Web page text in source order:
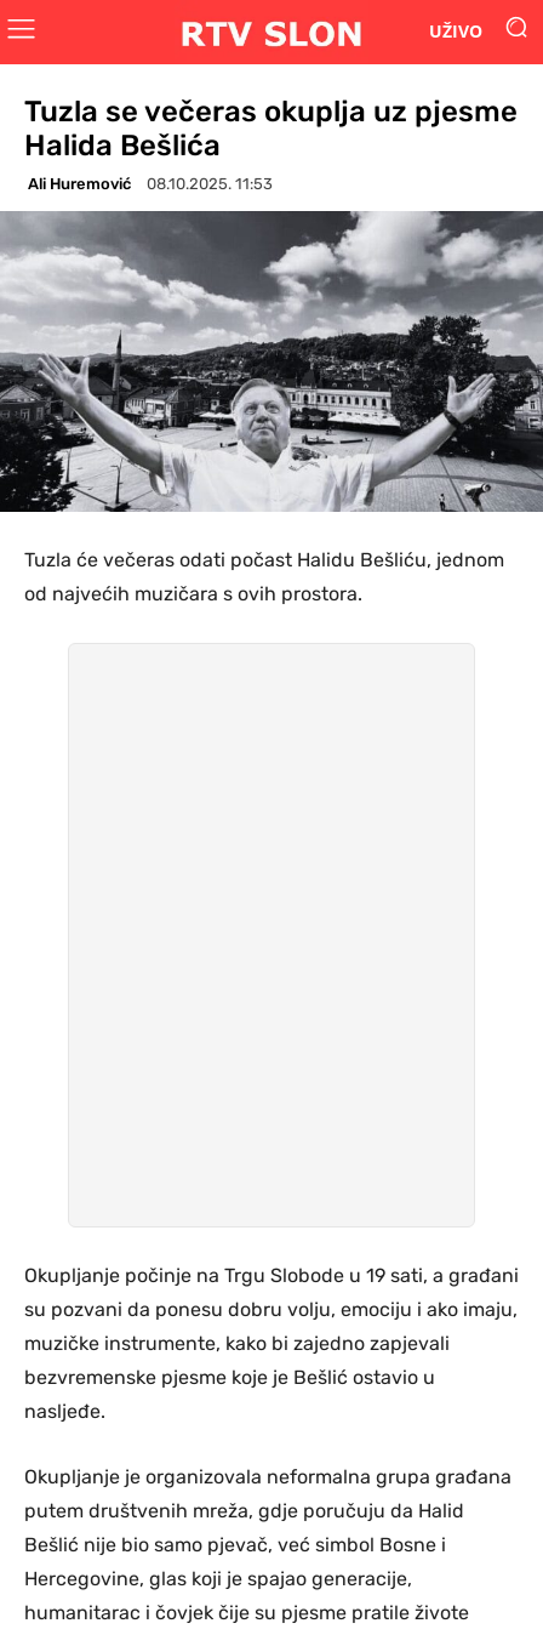
UŽIVO
Tuzla se večeras okuplja uz pjesme
Halida Bešlića
Ali Huremović 08.10.2025. 11:53
Tuzla će večeras odati počast Halidu Bešliću, jednom
od najvećih muzičara s ovih prostora.
Okupljanje počinje na Trgu Slobode u 19 sati, a građani
su pozvani da ponesu dobru volju, emociju i ako imaju,
muzičke instrumente, kako bi zajedno zapjevali
bezvremenske pjesme koje je Bešlić ostavio u
nasljeđe.
Okupljanje je organizovala neformalna grupa građana
putem društvenih mreža, gdje poručuju da Halid
Bešlić nije bio samo pjevač, već simbol Bosne i
Hercegovine, glas koji je spajao generacije,
humanitarac i čovjek čije su pjesme pratile živote